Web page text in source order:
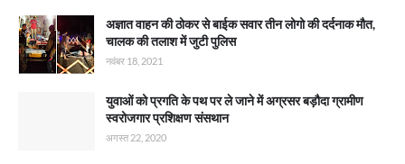
अज्ञात वाहन की ठोकर से बाईक सवार तीन लोगो की दर्दनाक मौत,
चालक की तलाश में जुटी पुलिस
नवंबर 18, 2021
युवाओं को प्रगति के पथ पर ले जाने में अग्रसर बड़ौदा ग्रामीण
स्वरोजगार प्रशिक्षण संसथान
अगस्त 22, 2020